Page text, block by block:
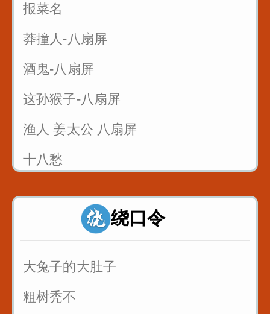
报菜名
莽撞人-八扇屏
酒鬼-八扇屏
这孙猴子-八扇屏
渔人 姜太公 八扇屏
十八愁
诸葛亮 八扇屏 绕口令
大兔子的大肚子
粗树秃不